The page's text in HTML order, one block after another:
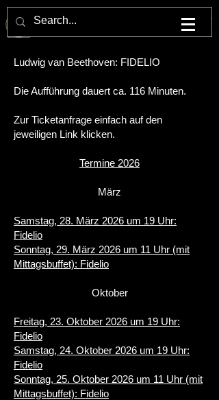
M U L T U M . I N . P A R V O . O P E R N H A U S
Ludwig van Beethoven: FIDELIO
Die Aufführung dauert ca. 116 Minuten.
Zur Ticketanfrage einfach auf den
jeweiligen Link klicken.
Termine 2026
März
Samstag, 28. März 2026 um 19 Uhr:
Fidelio
Sonntag, 29. März 2026 um 11 Uhr (mit
Mittagsbuffet): Fidelio
Oktober
Freitag, 23. Oktober 2026 um 19 Uhr:
Fidelio
Samstag, 24. Oktober 2026 um 19 Uhr:
Fidelio
Sonntag, 25. Oktober 2026 um 11 Uhr (mit
Mittagsbuffet): Fidelio